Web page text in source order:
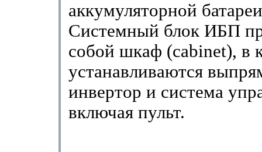
аккумуляторной
Системный блок ИБП
собой шкаф (cabinet), в
устанавлива­ются
инвертор и система
включая пульт.